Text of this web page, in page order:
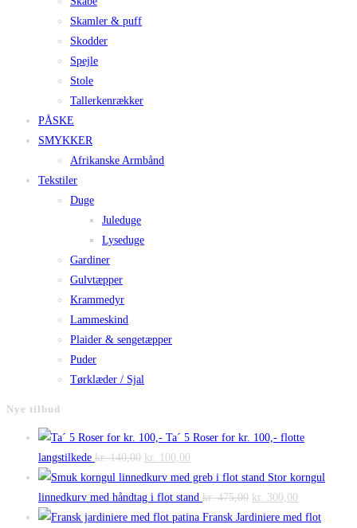
Skamler & puff
Skodder
Spejle
Stole
Tallerkenrækker
PÅSKE
SMYKKER
Afrikanske Armbånd
Tekstiler
Duge
Juleduge
Lyseduge
Gardiner
Gulvtæpper
Krammedyr
Lammeskind
Plaider & sengetæpper
Puder
Tørklæder / Sjal
Nye tilbud
Ta´ 5 Roser for kr. 100,- flotte
langstilkede kr.140,00 Den
oprindelige
pris
var:
kr. 100,00
aktuelle
pris
er:
Stor korngul
linnedkurv med håndtag i flot stand kr.475,00 Den
oprindelige
kr. 300,00
aktuelle
Fransk Jardiniere med flot